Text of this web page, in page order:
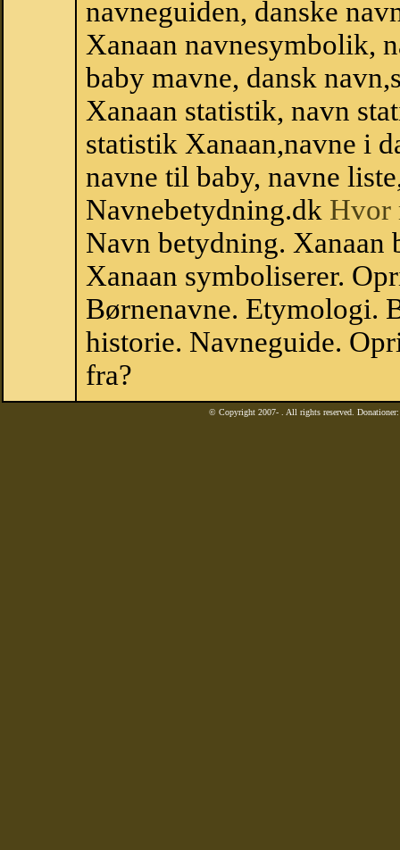
navneguiden, danske
Xanaan navnesymbolik,
baby mavne, dansk
Xanaan statistik, navn
statistik Xanaan,navne i
navne til baby, navne
Navnebetydning.dk Hvor
Navn betydning. Xanaan
Xanaan symboliserer.
Børnenavne. Etymologi.
historie. Navneguide.
fra?
© Copyright 2007- . All rights reserved.